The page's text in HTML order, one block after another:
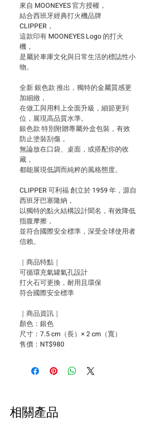
來自 MOONEYES 官方授權，
結合西班牙經典打火機品牌
CLIPPER，
這款印有 MOONEYES Logo 的打火
機，
是屬於車庫文化與日常生活的標誌性小
物。
全新 銀色款 推出，獨特的金屬質感更
加細緻，
在做工與用料上全面升級，細節更到
位，展現高品質水準。
銀色款 特別附贈專屬外盒包裝，有效
防止塗裝刮傷，
無論放在口袋、桌面，或搭配你的收
藏，
都能展現低調而純粹的風格態度。
CLIPPER 可利福 創立於 1959 年，源自
西班牙巴塞隆納，
以獨特的點火結構設計聞名，有效降低
指腹摩擦，
並符合國際安全標準，深受全球使用者
信賴。
｜商品特點｜
可循環充氣罐氣孔設計
打火石可更換，耐用且環保
符合國際安全標準
｜商品資訊｜
顏色：銀色
尺寸：7.5 cm（長）× 2 cm（寬）
售價：NT$980
相關產品